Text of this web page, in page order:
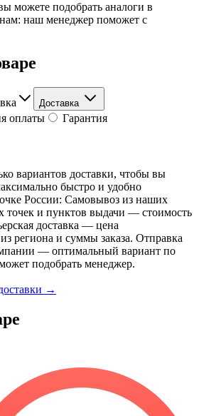
можете подобрать аналоги в
нам: наш менеджер поможет с
Доставка
оплаты Гарантия
вариантов доставки, чтобы вы
быстро и удобно
России: Самовывоз из наших
точек и пунктов выдачи — стоимость
доставка — цена
региона и суммы заказа. Отправка
— оптимальный вариант по
подобрать менеджер.
→